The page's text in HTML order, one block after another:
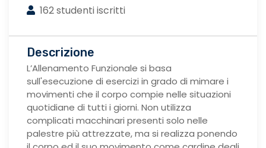
162 studenti iscritti
Descrizione
L’Allenamento Funzionale si basa
sull'esecuzione di esercizi in grado di mimare i
movimenti che il corpo compie nelle situazioni
quotidiane di tutti i giorni. Non utilizza
complicati macchinari presenti solo nelle
palestre più attrezzate, ma si realizza ponendo